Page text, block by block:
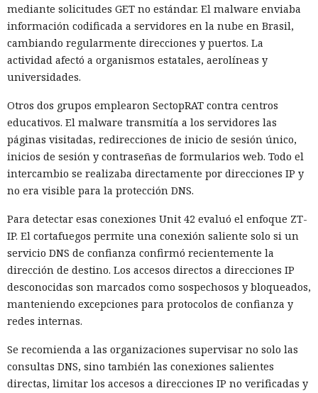
mediante solicitudes GET no estándar. El malware enviaba
información codificada a servidores en la nube en Brasil,
cambiando regularmente direcciones y puertos. La
actividad afectó a organismos estatales, aerolíneas y
universidades.
Otros dos grupos emplearon SectopRAT contra centros
educativos. El malware transmitía a los servidores las
páginas visitadas, redirecciones de inicio de sesión único,
inicios de sesión y contraseñas de formularios web. Todo el
intercambio se realizaba directamente por direcciones IP y
no era visible para la protección DNS.
Para detectar esas conexiones Unit 42 evaluó el enfoque ZT-
IP. El cortafuegos permite una conexión saliente solo si un
servicio DNS de confianza confirmó recientemente la
dirección de destino. Los accesos directos a direcciones IP
desconocidas son marcados como sospechosos y bloqueados,
manteniendo excepciones para protocolos de confianza y
redes internas.
Se recomienda a las organizaciones supervisar no solo las
consultas DNS, sino también las conexiones salientes
directas, limitar los accesos a direcciones IP no verificadas y